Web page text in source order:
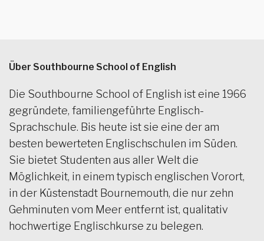
Über Southbourne School of English
Die Southbourne School of English ist eine 1966
gegründete, familiengeführte Englisch-
Sprachschule. Bis heute ist sie eine der am
besten bewerteten Englischschulen im Süden.
Sie bietet Studenten aus aller Welt die
Möglichkeit, in einem typisch englischen Vorort,
in der Küstenstadt Bournemouth, die nur zehn
Gehminuten vom Meer entfernt ist, qualitativ
hochwertige Englischkurse zu belegen.